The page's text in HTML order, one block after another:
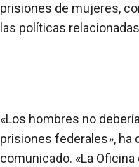
prisiones de mujeres,
las políticas
«Los hombres no
prisiones federales», ha
comunicado. «La